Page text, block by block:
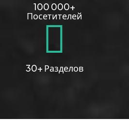
100 000+
Посетителей
30+ Разделов